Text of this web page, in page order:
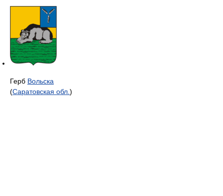
Герб Вольска
(Саратовская обл. )